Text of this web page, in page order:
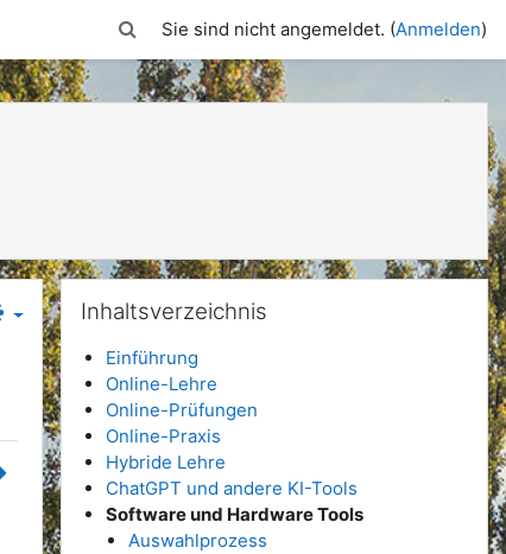
Sucheingabe umschalten
Sie sind nicht angemeldet. (Anmelden)
Inhaltsverzeichnis überspringen
Inhaltsverzeichnis
Einführung
Online-Lehre
Online-Prüfungen
Online-Praxis
Hybride Lehre
ChatGPT und andere KI-Tools
Software und Hardware Tools
Auswahlprozess